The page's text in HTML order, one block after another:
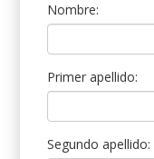
Nombre:
Primer apellido:
Segundo apellido: